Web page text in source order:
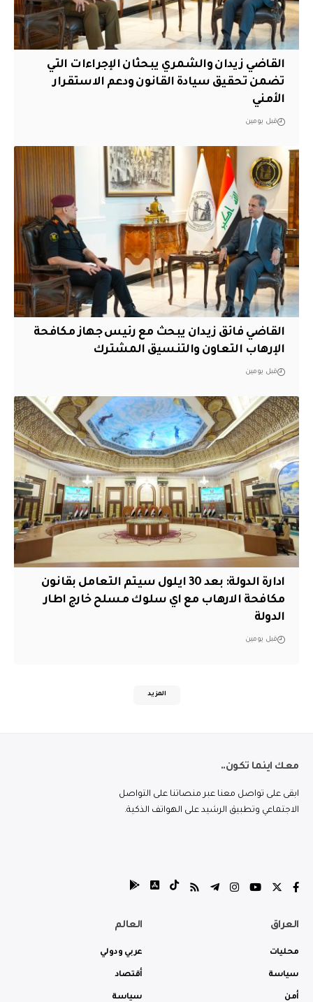
القاضي زيدان والشمري يبحثان الإجراءات التي
تضمن تحقيق سيادة القانون ودعم الاستقرار
الأمني
قبل يومين
القاضي فائق زيدان يبحث مع رئيس جهاز مكافحة
الإرهاب التعاون والتنسيق المشترك
قبل يومين
ادارة الدولة: بعد 30 ايلول سيتم التعامل بقانون
مكافحة الارهاب مع اي سلوك مسلح خارج اطار
الدولة
قبل يومين
المزيد
معك اينما تكون..
ابقى على تواصل معنا عبر منصاتنا على التواصل
الاجتماعي وتطبيق الرشيد على الهواتف الذكية.
العراق
محليات
سياسة
أمن
العالم
عربي ودولي
أقتصاد
سياسة